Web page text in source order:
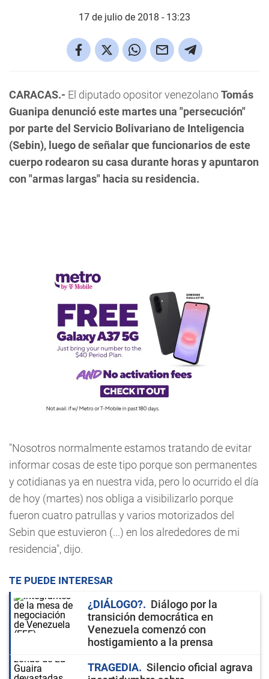
17 de julio de 2018 - 13:23
CARACAS.- El diputado opositor venezolanoTomás
Guanipa denunció este martes una "persecución"
por parte del Servicio Bolivariano de Inteligencia
(Sebin), luego de señalar que funcionarios de este
cuerpo rodearon su casa durante horas y apuntaron
con "armas largas" hacia su residencia.
"Nosotros normalmente estamos tratando de evitar
informar cosas de este tipo porque son permanentes
y cotidianas ya en nuestra vida, pero lo ocurrido el día
de hoy (martes) nos obliga a visibilizarlo porque
fueron cuatro patrullas y varios motorizados del
Sebin que estuvieron (...) en los alrededores de mi
residencia", dijo.
TE PUEDE INTERESAR
¿DIÁLOGO?
Diálogo por la
transición democrática en
Venezuela comenzó con
hostigamiento a la prensa
TRAGEDIA
Silencio oficial agrava